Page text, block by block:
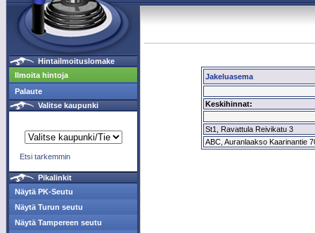
Hintailmoituslomake
Ilmoita hintoja
Palaute
Valitse kaupunki
Etsi tarkemmin
Pikalinkit
Näytä PK-Seutu
Näytä Turun seutu
Näytä Tampereen seutu
Jakeluasema
Keskihinnat:
St1, Ravattula Reivikatu 3
ABC, Auranlaakso Kaarinantie